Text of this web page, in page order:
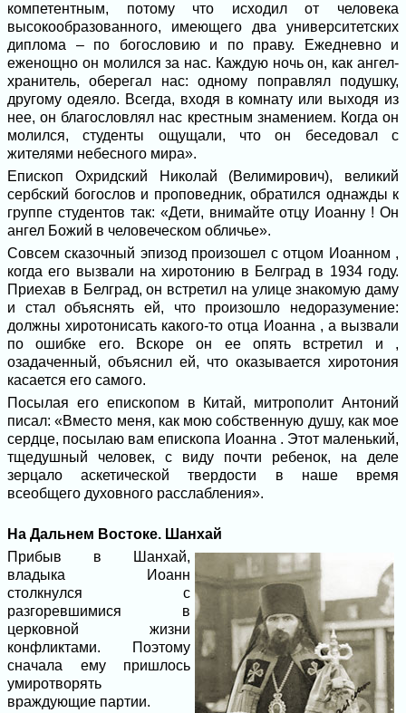
компетентным, потому что исходил от человека
высокообразованного, имеющего два университетских
диплома – по богословию и по праву. Ежедневно и
еженощно он молился за нас. Каждую ночь он, как ангел-
хранитель, оберегал нас: одному поправлял подушку,
другому одеяло. Всегда, входя в комнату или выходя из
нее, он благословлял нас крестным знамением. Когда он
молился, студенты ощущали, что он беседовал с
жителями небесного мира».
Епископ Охридский Николай (Велимирович), великий
сербский богослов и проповедник, обратился однажды к
группе студентов так: «Дети, внимайте отцу Иоанну ! Он
ангел Божий в человеческом обличье».
Совсем сказочный эпизод произошел с отцом Иоанном ,
когда его вызвали на хиротонию в Белград в 1934 году.
Приехав в Белград, он встретил на улице знакомую даму
и стал объяснять ей, что произошло недоразумение:
должны хиротонисать какого-то отца Иоанна , а вызвали
по ошибке его. Вскоре он ее опять встретил и ,
озадаченный, объяснил ей, что оказывается хиротония
касается его самого.
Посылая его епископом в Китай, митрополит Антоний
писал: «Вместо меня, как мою собственную душу, как мое
сердце, посылаю вам епископа Иоанна . Этот маленький,
тщедушный человек, с виду почти ребенок, на деле
зерцало аскетической твердости в наше время
всеобщего духовного расслабления».
На Дальнем Востоке. Шанхай
Прибыв в Шанхай,
владыка Иоанн
столкнулся с
разгоревшимися в
церковной жизни
конфликтами. Поэтому
сначала ему пришлось
умиротворять
враждующие партии.